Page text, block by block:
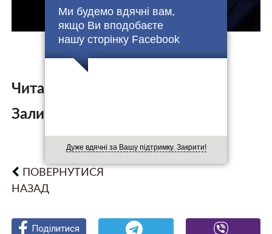
Ми будемо вдячні вам,
якщо Ви вподобаєте
нашу сторінку Facebook
Дуже вдячні за Вашу підтримку. Закрити!
Читайте також:
Залишити коментар:
ПОВЕРНУТИСЯ
НАЗАД
Поділитися